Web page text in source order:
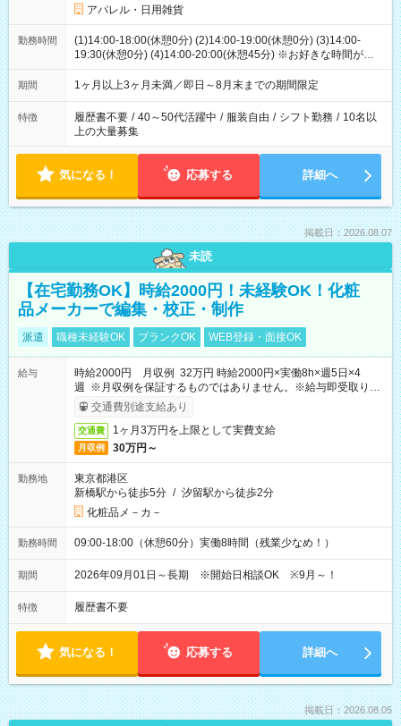
アパレル・日用雑貨
勤務時間
(1)14:00-18:00(休憩0分) (2)14:00-19:00(休憩0分) (3)14:00-
19:30(休憩0分) (4)14:00-20:00(休憩45分) ※お好きな時間が選べ
ます
期間 1ヶ月以上3ヶ月未満／即日～8月末までの期間限定
特徴 履歴書不要 / 40～50代活躍中 / 服装自由 / シフト勤務 / 10名以
上の大量募集
気になる！ 応募する 詳細へ
掲載日：2026.08.07
未読
【在宅勤務OK】時給2000円！未経験OK！化粧
品メーカーで編集・校正・制作
派遣 職種未経験OK ブランクOK WEB登録・面接OK
給与
時給2000円 月収例 32万円 時給2000円×実働8h×週5日×4
週 ※月収例を保証するものではありません。※給与即受取りサ
ービス利用可（利用条件有）
交通費別途支給あり
交通費 1ヶ月3万円を上限として実費支給
月収例 30万円～
勤務地
東京都港区
新橋駅から徒歩5分 / 汐留駅から徒歩2分
化粧品メ－カ－
勤務時間 09:00-18:00（休憩60分）実働8時間（残業少なめ！）
期間 2026年09月01日～長期 ※開始日相談OK ※9月～！
特徴 履歴書不要
気になる！ 応募する 詳細へ
掲載日：2026.08.05